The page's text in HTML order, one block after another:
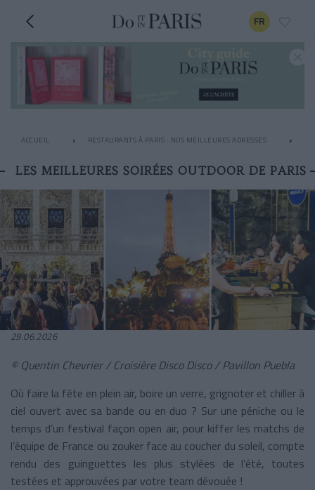
FR
ACCUEIL RESTAURANTS À PARIS : NOS MEILLEURES ADRESSES
LES MEILLEURES SOIRÉES OUTDOOR DE PARIS
29.06.2026
© Quentin Chevrier / Croisière Disco Disco / Pavillon Puebla
Où faire la fête en plein air, boire un verre, grignoter et chiller à
ciel ouvert avec sa bande ou en duo ? Sur une péniche ou le
temps d’un festival façon open air, pour kiffer les matchs de
l’équipe de France ou zouker face au coucher du soleil, compte
rendu des guinguettes les plus stylées de l’été, toutes
testées et approuvées par votre team dévouée !